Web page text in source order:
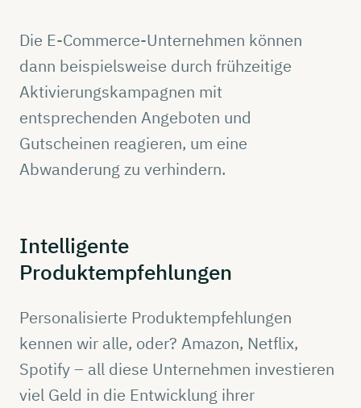
Die E-Commerce-Unternehmen können
dann beispielsweise durch frühzeitige
Aktivierungskampagnen mit
entsprechenden Angeboten und
Gutscheinen reagieren, um eine
Abwanderung zu verhindern.
Intelligente
Produktempfehlungen
Personalisierte Produktempfehlungen
kennen wir alle, oder? Amazon, Netflix,
Spotify – all diese Unternehmen investieren
viel Geld in die Entwicklung ihrer